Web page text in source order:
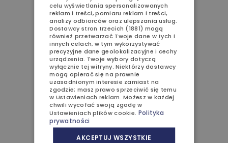
ATRAKCJE
GALERIA
KONTAKT
SPRZEDAŻ APARTAMENTÓW
OFERTY I PROMOCJE
Bursztynowa 2
72-500 Międzyzdroje
+48 91 885 89 30
rezerwacja@aqua-resort.pl
CZECH
celu wyświetlania spersonalizowanych
reklam i treści, pomiaru reklam i treści,
analizy odbiorców oraz ulepszania usług.
Dostawcy stron trzecich (1881) mogą
również przetwarzać Twoje dane w tych i
innych celach, w tym wykorzystywać
precyzyjne dane geolokalizacyjne i cechy
urządzenia. Twoje wybory dotyczą
wyłącznie tej witryny. Niektórzy dostawcy
mogą opierać się na prawnie
uzasadnionym interesie zamiast na
zgodzie; masz prawo sprzeciwić się temu
w Ustawieniach reklam. Możesz w każdej
chwili wycofać swoją zgodę w
Ustawieniach plików cookie. Polityka
prywatności
AKCEPTUJ WSZYSTKIE